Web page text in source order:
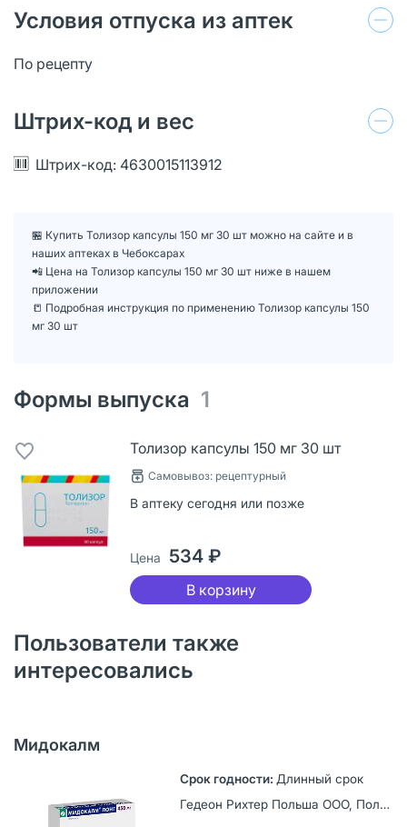
Условия отпуска из аптек
По рецепту
Штрих-код и вес
Штрих-код: 4630015113912
🏪 Купить Толизор капсулы 150 мг 30 шт можно на сайте и в
наших аптеках в Чебоксарах
📲 Цена на Толизор капсулы 150 мг 30 шт ниже в нашем
приложении
📒 Подробная инструкция по применению Толизор капсулы 150
мг 30 шт
Формы выпуска 1
Толизор капсулы 150 мг 30 шт
Самовывоз: рецептурный
В аптеку сегодня или позже
Цена 534 ₽
В корзину
Пользователи также
интересовались
Мидокалм
Длинный срок
Гедеон Рихтер Польша ООО, Польша